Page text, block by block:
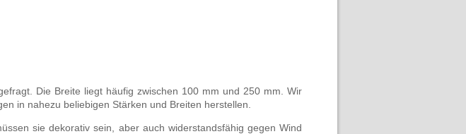
Die Breite liegt häufig zwischen 100 mm und 250 mm. Wir
in nahezu beliebigen Stärken und Breiten herstellen.
sie dekorativ sein, aber auch widerstandsfähig gegen Wind